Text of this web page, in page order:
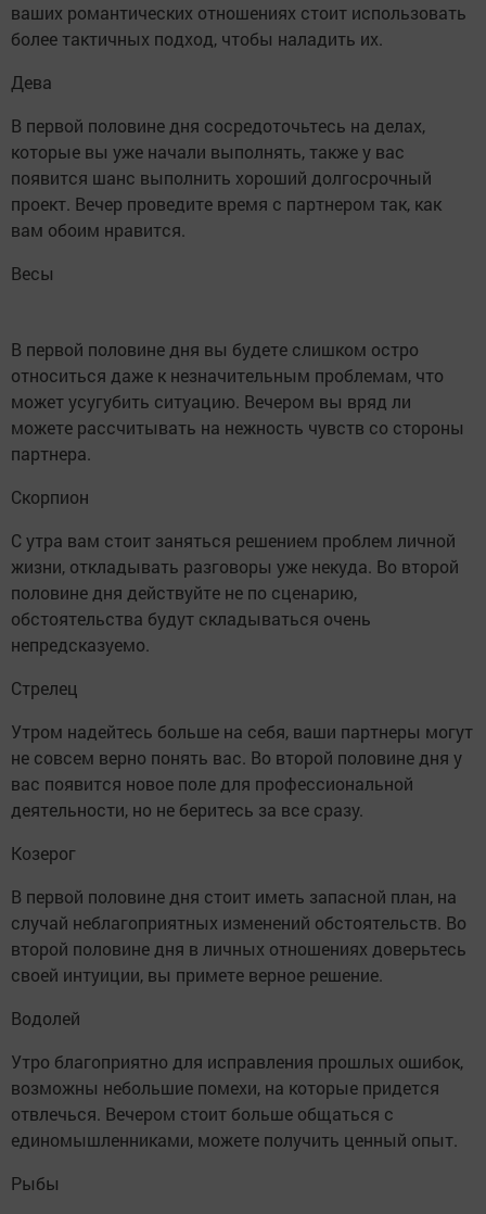
ваших романтических отношениях стоит использовать
более тактичных подход, чтобы наладить их.
Дева
В первой половине дня сосредоточьтесь на делах,
которые вы уже начали выполнять, также у вас
появится шанс выполнить хороший долгосрочный
проект. Вечер проведите время с партнером так, как
вам обоим нравится.
Весы
В первой половине дня вы будете слишком остро
относиться даже к незначительным проблемам, что
может усугубить ситуацию. Вечером вы вряд ли
можете рассчитывать на нежность чувств со стороны
партнера.
Скорпион
С утра вам стоит заняться решением проблем личной
жизни, откладывать разговоры уже некуда. Во второй
половине дня действуйте не по сценарию,
обстоятельства будут складываться очень
непредсказуемо.
Стрелец
Утром надейтесь больше на себя, ваши партнеры могут
не совсем верно понять вас. Во второй половине дня у
вас появится новое поле для профессиональной
деятельности, но не беритесь за все сразу.
Козерог
В первой половине дня стоит иметь запасной план, на
случай неблагоприятных изменений обстоятельств. Во
второй половине дня в личных отношениях доверьтесь
своей интуиции, вы примете верное решение.
Водолей
Утро благоприятно для исправления прошлых ошибок,
возможны небольшие помехи, на которые придется
отвлечься. Вечером стоит больше общаться с
единомышленниками, можете получить ценный опыт.
Рыбы